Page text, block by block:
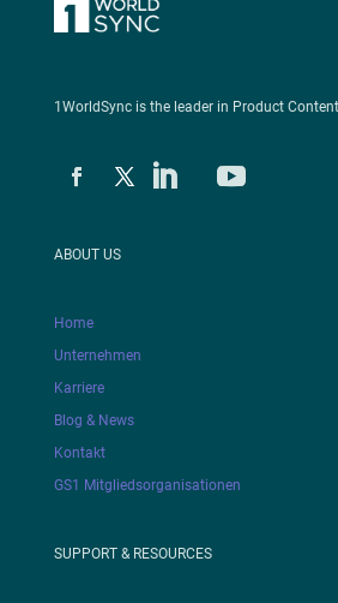
1WorldSync is the leader in Product
ABOUT US
Home
Unternehmen
Karriere
Blog & News
Kontakt
GS1 Mitgliedsorganisationen
SUPPORT & RESOURCES